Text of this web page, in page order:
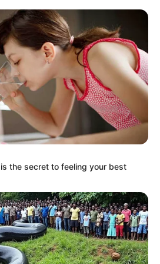
Közlönyben jelent meg
Tamás Lajos felmentése
jelent meg. A hivatalos
egyértelművé, hogy mindkét
the secret to feeling your best